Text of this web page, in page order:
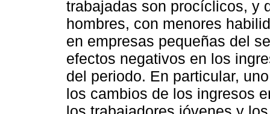
trabajadas son procíclicos, y
hombres, con menores
en empresas pequeñas del
efectos negativos en los
del periodo. En particular,
los cambios de los ingresos